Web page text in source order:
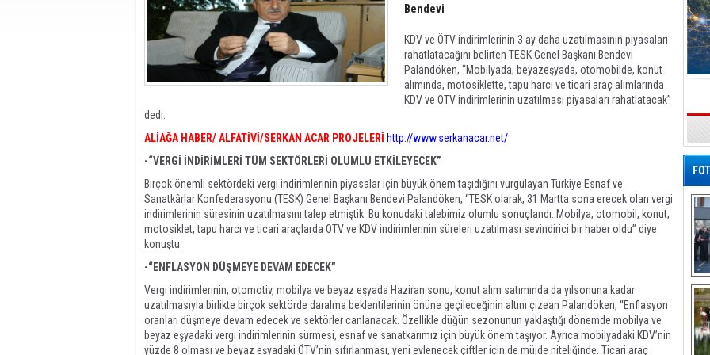
Bendevi
KDV ve ÖTV indirimlerinin 3 ay daha uzatılmasının piyasaları
rahatlatacağını belirten TESK Genel Başkanı Bendevi
Palandöken, “Mobilyada, beyazeşyada, otomobilde, konut
alımında, motosiklette, tapu harcı ve ticari araç alımlarında
KDV ve ÖTV indirimlerinin uzatılması piyasaları rahatlatacak”
dedi.
ALİAĞA HABER/ ALFATİVİ/SERKAN ACAR PROJELERİ http://www.serkanacar.net/
-“VERGİ İNDİRİMLERİ TÜM SEKTÖRLERİ OLUMLU ETKİLEYECEK”
Birçok önemli sektördeki vergi indirimlerinin piyasalar için büyük önem taşıdığını vurgulayan Türkiye Esnaf ve
Sanatkârlar Konfederasyonu (TESK) Genel Başkanı Bendevi Palandöken, “TESK olarak, 31 Martta sona erecek olan vergi
indirimlerinin süresinin uzatılmasını talep etmiştik. Bu konudaki talebimiz olumlu sonuçlandı. Mobilya, otomobil, konut,
motosiklet, tapu harcı ve ticari araçlarda ÖTV ve KDV indirimlerinin süreleri uzatılması sevindirici bir haber oldu” diye
konuştu.
-“ENFLASYON DÜŞMEYE DEVAM EDECEK”
Vergi indirimlerinin, otomotiv, mobilya ve beyaz eşyada Haziran sonu, konut alım satımında da yılsonuna kadar
uzatılmasıyla birlikte birçok sektörde daralma beklentilerinin önüne geçileceğinin altını çizean Palandöken, “Enflasyon
oranları düşmeye devam edecek ve sektörler canlanacak. Özellikle düğün sezonunun yaklaştığı dönemde mobilya ve
beyaz eşyadaki vergi indirimlerinin sürmesi, esnaf ve sanatkarımız için büyük önem taşıyor. Ayrıca mobilyadaki KDV’nin
yüzde 8 olması ve beyaz eşyadaki ÖTV’nin sıfırlanması, yeni evlenecek çiftler için de müjde niteliğinde. Ticari araç